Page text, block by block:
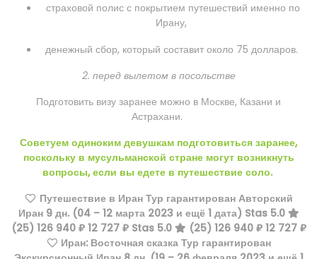
страховой полис с покрытием путешествий именно по
Ирану,
денежный сбор, который составит около 75 долларов.
2. перед вылетом в посольстве
Подготовить визу заранее можно в Москве, Казани и
Астрахани.
Советуем одиноким девушкам подготовиться заранее,
поскольку в мусульманской стране могут возникнуть
вопросы, если вы едете в путешествие соло.
Путешествие в Иран Тур гарантирован Авторский
Иран 9 дн. (04 – 12 марта 2023 и ещё 1 дата) Stas 5.0
(25) 126 940 ₽ 12 727 ₽ Stas 5.0 (25) 126 940 ₽ 12 727 ₽
Иран: Восточная сказка Тур гарантирован